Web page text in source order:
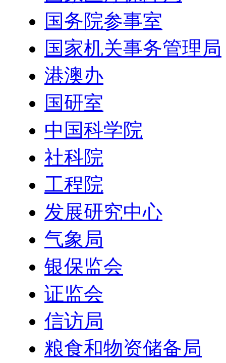
国务院参事室
国家机关事务管理局
港澳办
国研室
中国科学院
社科院
工程院
发展研究中心
气象局
银保监会
证监会
信访局
粮食和物资储备局